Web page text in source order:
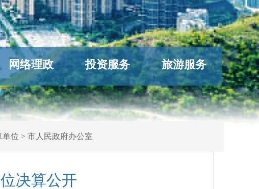
网络理政 投资服务 旅游服务
单位 > 市人民政府办公室
决算公开